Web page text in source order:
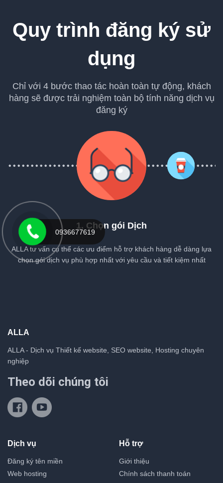
Quy trình đăng ký sử
dụng
Chỉ với 4 bước thao tác hoàn toàn tự động, khách
hàng sẽ được trải nghiệm toàn bộ tính năng dịch vụ
đăng ký
1. Chọn gói Dịch
ALLA tư vấn cụ thể các ưu điểm hỗ trợ khách hàng dễ dàng lựa
chọn gói dịch vụ phù hợp nhất với yêu cầu và tiết kiệm nhất
ALLA
ALLA - Dịch vụ Thiết kế website, SEO website, Hosting chuyên
nghiệp
Theo dõi chúng tôi
Dịch vụ
Đăng ký tên miền
Web hosting
Hỗ trợ
Giới thiệu
Chính sách thanh toán
0936677619